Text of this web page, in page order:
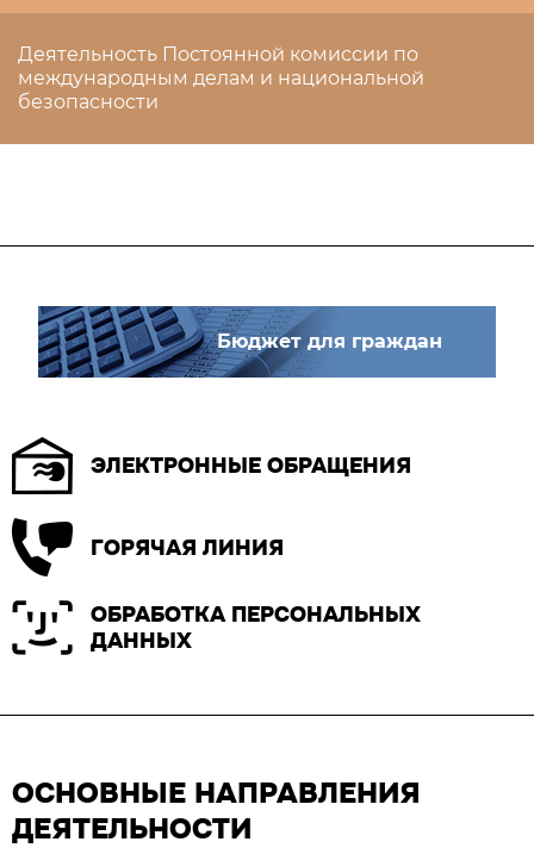
Деятельность Постоянной комиссии по
международным делам и национальной
безопасности
Бюджет для граждан
ЭЛЕКТРОННЫЕ ОБРАЩЕНИЯ
ГОРЯЧАЯ ЛИНИЯ
ОБРАБОТКА ПЕРСОНАЛЬНЫХ
ДАННЫХ
ОСНОВНЫЕ НАПРАВЛЕНИЯ
ДЕЯТЕЛЬНОСТИ